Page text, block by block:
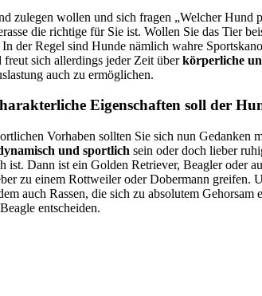
zulegen wollen und sich fragen „Welcher
die richtige für Sie ist. Wollen Sie das Tier
der Regel sind Hunde nämlich wahre
sich allerdings jeder Zeit überkörperliche
auch zu ermöglichen.
Eigenschaften soll der
Vorhaben sollten Sie sich nun Gedanken
und sportlich sein oder doch lieber
ist. Dann ist ein Golden Retriever, Beagler oder
zu einem Rottweiler oder Dobermann greifen.
auch Rassen, die sich zu absolutem Gehorsam
entscheiden.